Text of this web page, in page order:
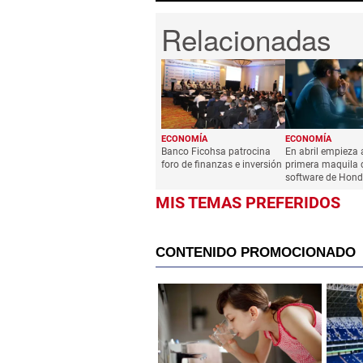
ECONOMÍA
Banco Ficohsa patrocina
foro de finanzas e inversión
ECONOMÍA
En abril empieza
primera maquila
software de
MIS TEMAS PREFERIDOS